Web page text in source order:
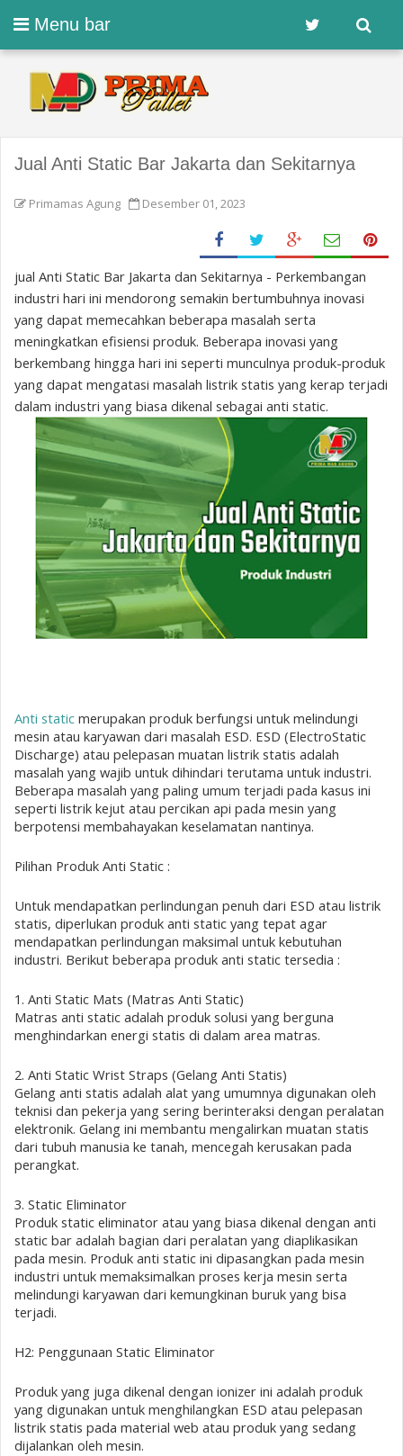
Menu bar
Jual Anti Static Bar Jakarta dan Sekitarnya
Primamas Agung Desember 01, 2023
jual Anti Static Bar Jakarta dan Sekitarnya - Perkembangan
industri hari ini mendorong semakin bertumbuhnya inovasi
yang dapat memecahkan beberapa masalah serta
meningkatkan efisiensi produk. Beberapa inovasi yang
berkembang hingga hari ini seperti munculnya produk-produk
yang dapat mengatasi masalah listrik statis yang kerap terjadi
dalam industri yang biasa dikenal sebagai anti static.
Anti static merupakan produk berfungsi untuk melindungi
mesin atau karyawan dari masalah ESD. ESD (ElectroStatic
Discharge) atau pelepasan muatan listrik statis adalah
masalah yang wajib untuk dihindari terutama untuk industri.
Beberapa masalah yang paling umum terjadi pada kasus ini
seperti listrik kejut atau percikan api pada mesin yang
berpotensi membahayakan keselamatan nantinya.
Pilihan Produk Anti Static :
Untuk mendapatkan perlindungan penuh dari ESD atau listrik
statis, diperlukan produk anti static yang tepat agar
mendapatkan perlindungan maksimal untuk kebutuhan
industri. Berikut beberapa produk anti static tersedia :
1. Anti Static Mats (Matras Anti Static)
Matras anti static adalah produk solusi yang berguna
menghindarkan energi statis di dalam area matras.
2. Anti Static Wrist Straps (Gelang Anti Statis)
Gelang anti statis adalah alat yang umumnya digunakan oleh
teknisi dan pekerja yang sering berinteraksi dengan peralatan
elektronik. Gelang ini membantu mengalirkan muatan statis
dari tubuh manusia ke tanah, mencegah kerusakan pada
perangkat.
3. Static Eliminator
Produk static eliminator atau yang biasa dikenal dengan anti
static bar adalah bagian dari peralatan yang diaplikasikan
pada mesin. Produk anti static ini dipasangkan pada mesin
industri untuk memaksimalkan proses kerja mesin serta
melindungi karyawan dari kemungkinan buruk yang bisa
terjadi.
H2: Penggunaan Static Eliminator
Produk yang juga dikenal dengan ionizer ini adalah produk
yang digunakan untuk menghilangkan ESD atau pelepasan
listrik statis pada material web atau produk yang sedang
dijalankan oleh mesin.